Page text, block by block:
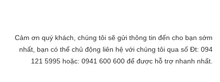
Cảm ơn quý khách, chúng tôi sẽ gửi thông tin đến cho bạn sớm
nhất, bạn có thể chủ động liên hệ với chúng tôi qua số Đt: 094
121 5995 hoặc: 0941 600 600 để được hỗ trợ nhanh nhất.